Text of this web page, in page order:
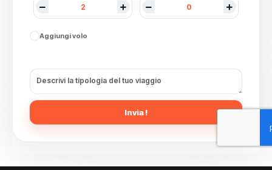
Aggiungi volo
Invia !